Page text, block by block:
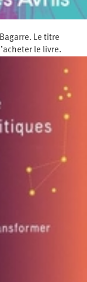
Le titre
le livre.